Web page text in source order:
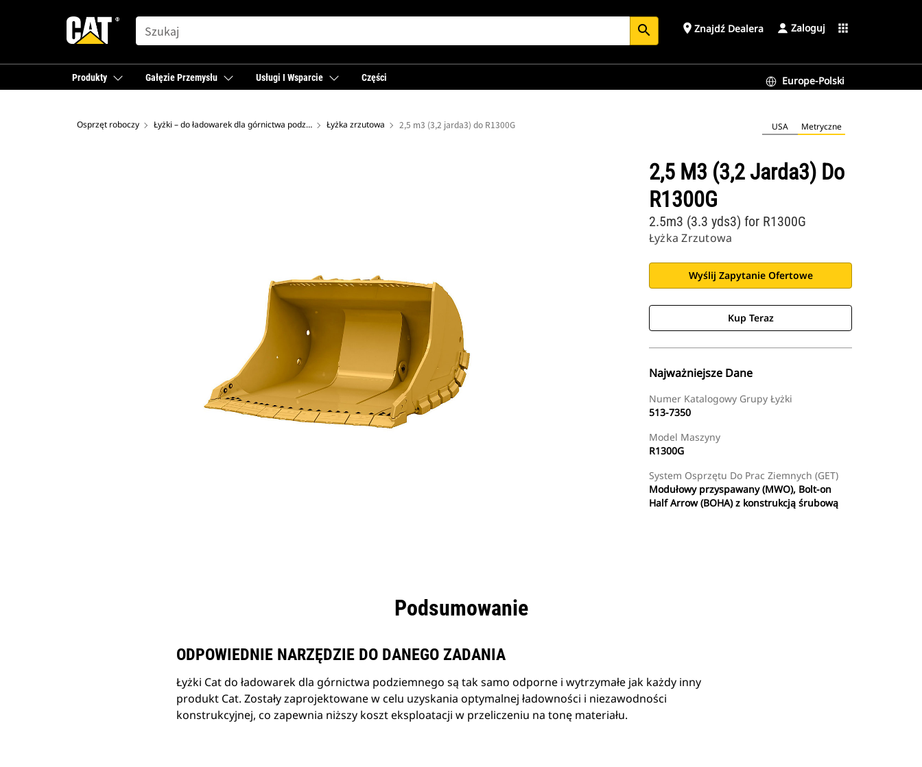
SEARCH search place Znajdź Dealera Zaloguj apps
Produkty Gałęzie Przemysłu Usługi I Wsparcie Części Europe-Polski
Osprzęt roboczy Łyżki – do ładowarek dla górnictwa podziemnego Łyżka zrzutowa 2,5 m3 (3,2 jarda3) do R1300G USA Metryczne
2,5 M3 (3,2 Jarda3) Do
R1300G
Łyżka Zrzutowa
2.5m3 (3.3 yds3) for R1300G
Wyślij Zapytanie Ofertowe
Kup Teraz
Najważniejsze Dane
Numer Katalogowy Grupy Łyżki
513-7350
Model Maszyny
R1300G
System Osprzętu Do Prac Ziemnych (GET)
Modułowy przyspawany (MWO), Bolt-on
Half Arrow (BOHA) z konstrukcją śrubową
Podsumowanie
ODPOWIEDNIE NARZĘDZIE DO DANEGO ZADANIA
Łyżki Cat do ładowarek dla górnictwa podziemnego są tak samo odporne i wytrzymałe jak każdy inny
produkt Cat. Zostały zaprojektowane w celu uzyskania optymalnej ładowności i niezawodności
konstrukcyjnej, co zapewnia niższy koszt eksploatacji w przeliczeniu na tonę materiału.